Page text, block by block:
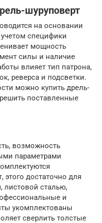
шуруповерт
на основании
учетом специфики
мощность
силы и наличие
влияет тип патрона,
реверса и подсветки.
можно купить дрель-
поставленные
возможность
параметрами
этого достаточно для
листовой сталью,
и
укомплектованы
сверлить толстые